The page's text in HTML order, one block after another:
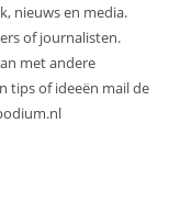
nieuws en media.
of journalisten.
met andere
tips of ideeën mail de